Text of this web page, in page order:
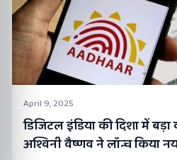
April 9, 2025
डिजिटल इंडिया की दिशा में बड़ा
अश्विनी वैष्णव ने लॉन्च किया